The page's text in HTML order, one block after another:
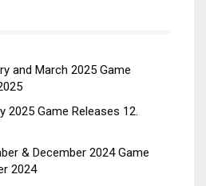
and March 2025 Game
2025 Game Releases 12.
& December 2024 Game
2024